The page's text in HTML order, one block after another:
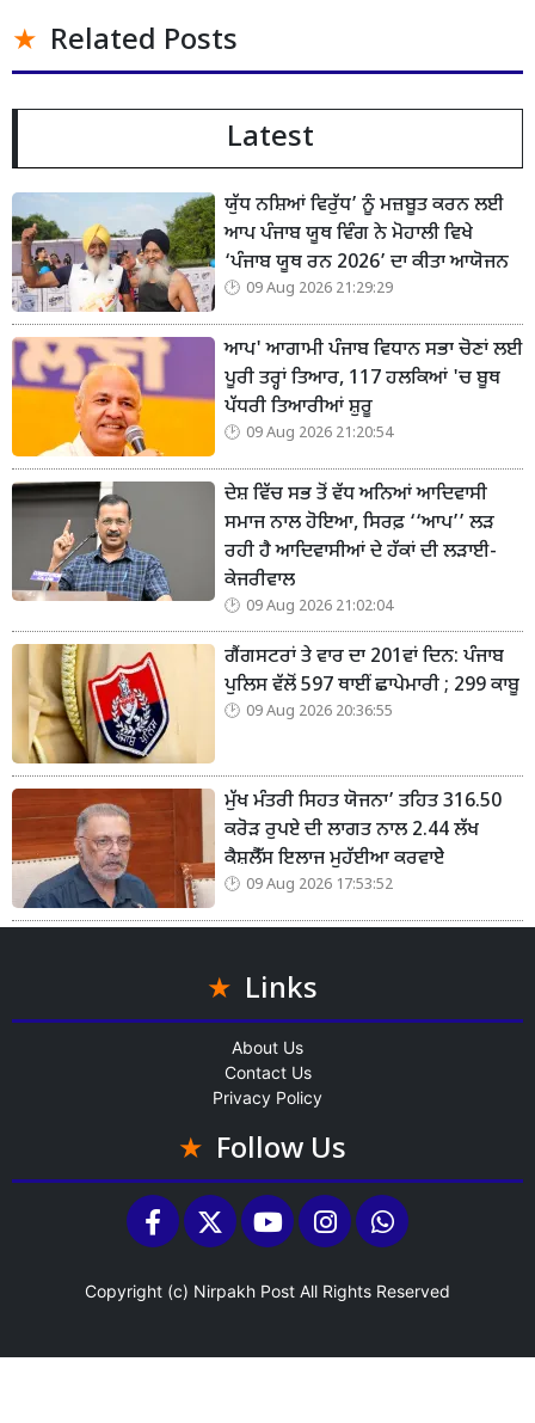
Related Posts
Latest
ਯੁੱਧ ਨਸ਼ਿਆਂ ਵਿਰੁੱਧ’ ਨੂੰ ਮਜ਼ਬੂਤ ਕਰਨ ਲਈ
ਆਪ ਪੰਜਾਬ ਯੂਥ ਵਿੰਗ ਨੇ ਮੋਹਾਲੀ ਵਿਖੇ
‘ਪੰਜਾਬ ਯੂਥ ਰਨ 2026’ ਦਾ ਕੀਤਾ ਆਯੋਜਨ
09 Aug 2026 21:29:29
ਆਪ' ਆਗਾਮੀ ਪੰਜਾਬ ਵਿਧਾਨ ਸਭਾ ਚੋਣਾਂ ਲਈ
ਪੂਰੀ ਤਰ੍ਹਾਂ ਤਿਆਰ, 117 ਹਲਕਿਆਂ 'ਚ ਬੂਥ
ਪੱਧਰੀ ਤਿਆਰੀਆਂ ਸ਼ੁਰੂ
09 Aug 2026 21:20:54
ਦੇਸ਼ ਵਿੱਚ ਸਭ ਤੋਂ ਵੱਧ ਅਨਿਆਂ ਆਦਿਵਾਸੀ
ਸਮਾਜ ਨਾਲ ਹੋਇਆ, ਸਿਰਫ਼ ‘‘ਆਪ’’ ਲੜ
ਰਹੀ ਹੈ ਆਦਿਵਾਸੀਆਂ ਦੇ ਹੱਕਾਂ ਦੀ ਲੜਾਈ-
ਕੇਜਰੀਵਾਲ
09 Aug 2026 21:02:04
ਗੈਂਗਸਟਰਾਂ ਤੇ ਵਾਰ ਦਾ 201ਵਾਂ ਦਿਨ: ਪੰਜਾਬ
ਪੁਲਿਸ ਵੱਲੋਂ 597 ਥਾਈਂ ਛਾਪੇਮਾਰੀ ; 299 ਕਾਬੂ
09 Aug 2026 20:36:55
ਮੁੱਖ ਮੰਤਰੀ ਸਿਹਤ ਯੋਜਨਾ’ ਤਹਿਤ 316.50
ਕਰੋੜ ਰੁਪਏ ਦੀ ਲਾਗਤ ਨਾਲ 2.44 ਲੱਖ
ਕੈਸ਼ਲੈੱਸ ਇਲਾਜ ਮੁਹੱਈਆ ਕਰਵਾਏੇ
09 Aug 2026 17:53:52
Links
About Us
Contact Us
Privacy Policy
Follow Us
Copyright (c) Nirpakh Post All Rights Reserved